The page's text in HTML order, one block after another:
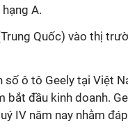
A.
Quốc) vào thị
số ô tô Geely tại Việt
bắt đầu kinh doanh.
IV năm nay nhằm đáp